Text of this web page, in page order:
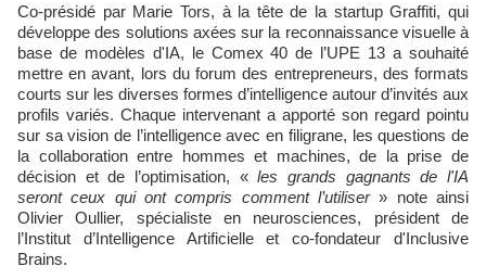
Co-présidé par Marie Tors, à la tête de la startup Graffiti, qui
développe des solutions axées sur la reconnaissance visuelle à
base de modèles d'IA, le Comex 40 de l’UPE 13 a souhaité
mettre en avant, lors du forum des entrepreneurs, des formats
courts sur les diverses formes d’intelligence autour d’invités aux
profils variés. Chaque intervenant a apporté son regard pointu
sur sa vision de l’intelligence avec en filigrane, les questions de
la collaboration entre hommes et machines, de la prise de
décision et de l’optimisation, «les grands gagnants de l'IA
seront ceux qui ont compris comment l’utiliser» note ainsi
Olivier Oullier, spécialiste en neurosciences, président de
l’Institut d’Intelligence Artificielle et co-fondateur d'Inclusive
Brains.